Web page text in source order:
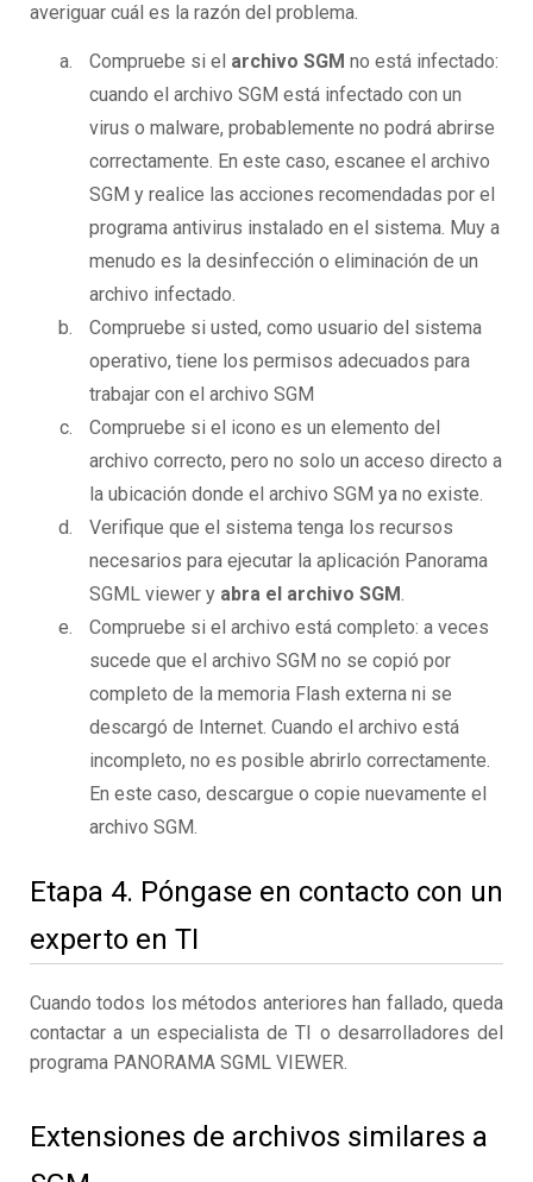
averiguar cuál es la razón del problema.
Compruebe si el archivo SGM no está infectado:
cuando el archivo SGM está infectado con un
virus o malware, probablemente no podrá abrirse
correctamente. En este caso, escanee el archivo
SGM y realice las acciones recomendadas por el
programa antivirus instalado en el sistema. Muy a
menudo es la desinfección o eliminación de un
archivo infectado.
Compruebe si usted, como usuario del sistema
operativo, tiene los permisos adecuados para
trabajar con el archivo SGM
Compruebe si el icono es un elemento del
archivo correcto, pero no solo un acceso directo a
la ubicación donde el archivo SGM ya no existe.
Verifique que el sistema tenga los recursos
necesarios para ejecutar la aplicación Panorama
SGML viewer y abra el archivo SGM.
Compruebe si el archivo está completo: a veces
sucede que el archivo SGM no se copió por
completo de la memoria Flash externa ni se
descargó de Internet. Cuando el archivo está
incompleto, no es posible abrirlo correctamente.
En este caso, descargue o copie nuevamente el
archivo SGM.
Etapa 4. Póngase en contacto con un
experto en TI
Cuando todos los métodos anteriores han fallado, queda
contactar a un especialista de TI o desarrolladores del
programa PANORAMA SGML VIEWER.
Extensiones de archivos similares a